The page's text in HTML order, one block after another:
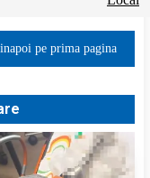
inapoi pe prima pagina